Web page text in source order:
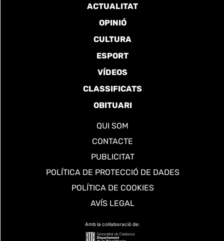
ACTUALITAT
OPINIÓ
CULTURA
ESPORT
VÍDEOS
CLASSIFICATS
OBITUARI
QUI SOM
CONTACTE
PUBLICITAT
POLÍTICA DE PROTECCIÓ DE DADES
POLÍTICA DE COOKIES
AVÍS LEGAL
Amb la col·laboració de: